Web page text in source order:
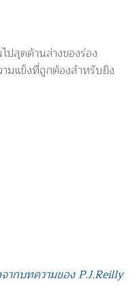
ปสุดด้านล่างของร่อง
มแข็งที่ถูกต้องสำหรับยิง
จากบทความของ P.J.Reilly